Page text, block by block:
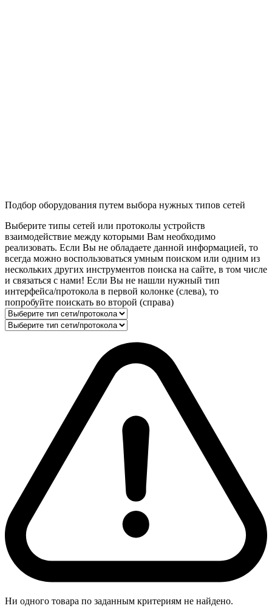
Подбор оборудования путем выбора нужных типов сетей
Выберите типы сетей или протоколы устройств
взаимодействие между которыми Вам необходимо
реализовать. Если Вы не обладаете данной информацией, то
всегда можно воспользоваться умным поиском или одним из
нескольких других инструментов поиска на сайте, в том числе
и связаться с нами! Если Вы не нашли нужный тип
интерфейса/протокола в первой колонке (слева), то
попробуйте поискать во второй (справа)
Ни одного товара по заданным критериям не найдено.